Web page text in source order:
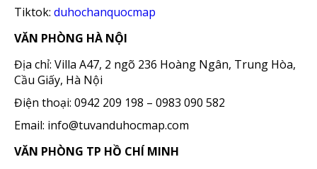
Tiktok: duhochanquocmap
VĂN PHÒNG HÀ NỘI
Địa chỉ: Villa A47, 2 ngõ 236 Hoàng Ngân, Trung Hòa,
Cầu Giấy, Hà Nội
Điện thoại: 0942 209 198 – 0983 090 582
Email: info@tuvanduhocmap.com
VĂN PHÒNG TP HỒ CHÍ MINH